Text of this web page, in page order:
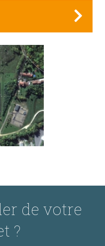
de votre
?